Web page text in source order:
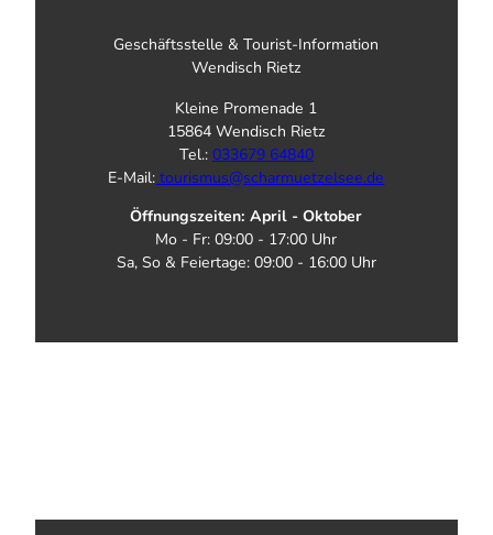
Geschäftsstelle & Tourist-Information
Wendisch Rietz
Kleine Promenade 1
15864 Wendisch Rietz
Tel.: 033679 64840
E-Mail: tourismus@scharmuetzelsee.de
Öffnungszeiten: April - Oktober
Mo - Fr: 09:00 - 17:00 Uhr
Sa, So & Feiertage: 09:00 - 16:00 Uhr